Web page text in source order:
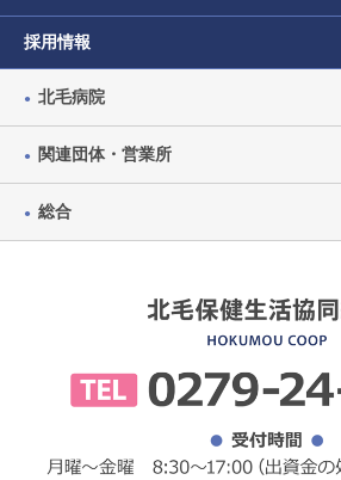
採用情報
北毛病院
関連団体・営業所
総合